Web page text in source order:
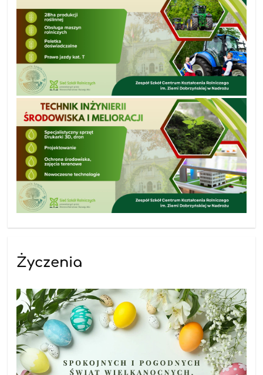
Życzenia